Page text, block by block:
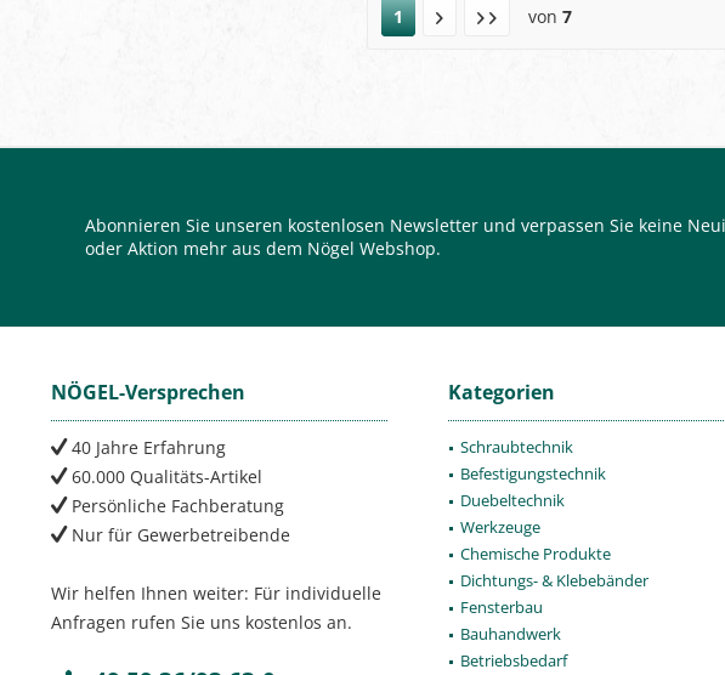
1 von 7
Abonnieren Sie unseren kostenlosen Newsletter und verpassen Sie keine
oder Aktion mehr aus dem Nögel Webshop.
NÖGEL-Versprechen
40 Jahre Erfahrung
60.000 Qualitäts-Artikel
Persönliche Fachberatung
Nur für Gewerbetreibende
Wir helfen Ihnen weiter: Für individuelle
Anfragen rufen Sie uns kostenlos an.
Kategorien
Schraubtechnik
Befestigungstechnik
Duebeltechnik
Werkzeuge
Chemische Produkte
Dichtungs- & Klebebänder
Fensterbau
Bauhandwerk
Betriebsbedarf